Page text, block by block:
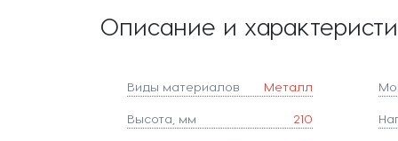
Описание и
Виды материалов Металл
Высота, мм 210